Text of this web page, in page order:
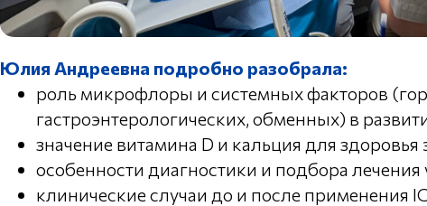
Юлия Андреевна подробно разобрала:
роль микрофлоры и системных факторов
гастроэнтерологических, обменных) в
значение витамина D и кальция для здоровья
особенности диагностики и подбора лечения
клинические случаи до и после применения